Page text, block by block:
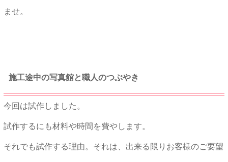
ませ。
施工途中の写真館と職人のつぶやき
今回は試作しました。
試作するにも材料や時間を費やします。
それでも試作する理由。それは、出来る限りお客様のご要望